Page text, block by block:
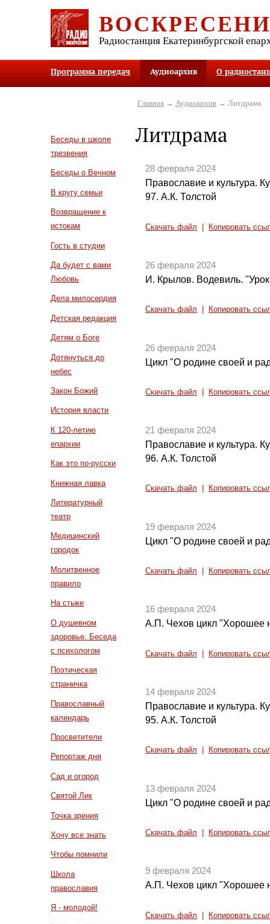
Радиостанция Екатеринбургской
Программа передач Аудиоархив О
Беседы в школе
трезвения
Беседы о Вечном
В кругу семьи
Возвращение к
истокам
Гость в студии
Да будет с вами
Любовь
Дела милосердия
Детская редакция
Детям о Боге
Дотянуться до
небес
Закон Божий
История власти
К 120-летию
епархии
Как это по-русски
Книжная лавка
Литературный
театр
Медицинский
городок
Молитвенное
правило
На стыке
О душевном
здоровье. Беседа
с психологом
Поэтическая
страничка
Православный
календарь
Просветители
Репортаж дня
Сад и огород
Святой Лик
Точка зрения
Хочу все знать
Чтобы помнили
Школа
православия
Я - молодой!
Главная→ Аудиоархив→ Литдрама
Литдрама
28 февраля 2024
Православие и культура.
97. А.К. Толстой
Скачать файл Копировать
26 февраля 2024
И. Крылов. Водевиль.
Скачать файл Копировать
26 февраля 2024
Цикл "О родине своей и
Скачать файл Копировать
21 февраля 2024
Православие и культура.
96. А.К. Толстой
Скачать файл Копировать
19 февраля 2024
Цикл "О родине своей и
Скачать файл Копировать
16 февраля 2024
А.П. Чехов цикл "Хорошее
Скачать файл Копировать
14 февраля 2024
Православие и культура.
95. А.К. Толстой
Скачать файл Копировать
13 февраля 2024
Цикл "О родине своей и
Скачать файл Копировать
9 февраля 2024
А.П. Чехов цикл "Хорошее
Скачать файл Копировать